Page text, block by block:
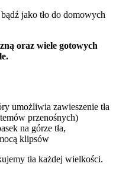
jako tło do domowych
oraz wiele gotowych
umożliwia zawieszenie tła
przenośnych)
na górze tła,
klipsów
tła każdej wielkości.